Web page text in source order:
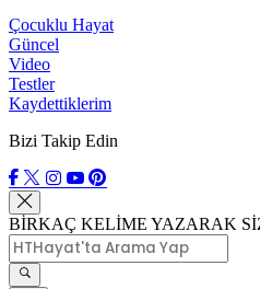
Çocuklu Hayat
Güncel
Video
Testler
Kaydettiklerim
Bizi Takip Edin
BİRKAÇ KELİME YAZARAK